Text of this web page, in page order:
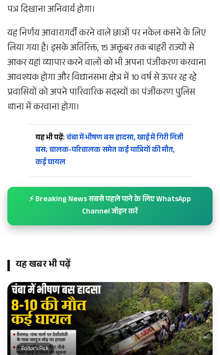
पत्र दिखाना अनिवार्य होगा।
यह निर्णय आवारागर्दी करने वाले छात्रों पर नकेल कसने के लिए
लिया गया है। इसके अतिरिक्त, 15 अक्तूबर तक बाहरी राज्यों से
आकर यहां व्यापार करने वालों को भी अपना पंजीकरण करवाना
आवश्यक होगा और विधानसभा क्षेत्र में 10 वर्ष से ऊपर रह रहे
प्रवासियों को अपने पारिवारिक सदस्यों का पंजीकरण पुलिस
थाना में करवाना होगा।
यह भी पढ़ें:चंबा में भीषण बस हादसा, खाई में गिरी निजी
बस; चालक-परिचालक समेत कई यात्रियों की मौत,
कई घायल
⚡ Breaking News सबसे पहले पाने के लिए WhatsApp
Channel जॉइन करें
यह खबर भी पढ़ें
Editor's Pick